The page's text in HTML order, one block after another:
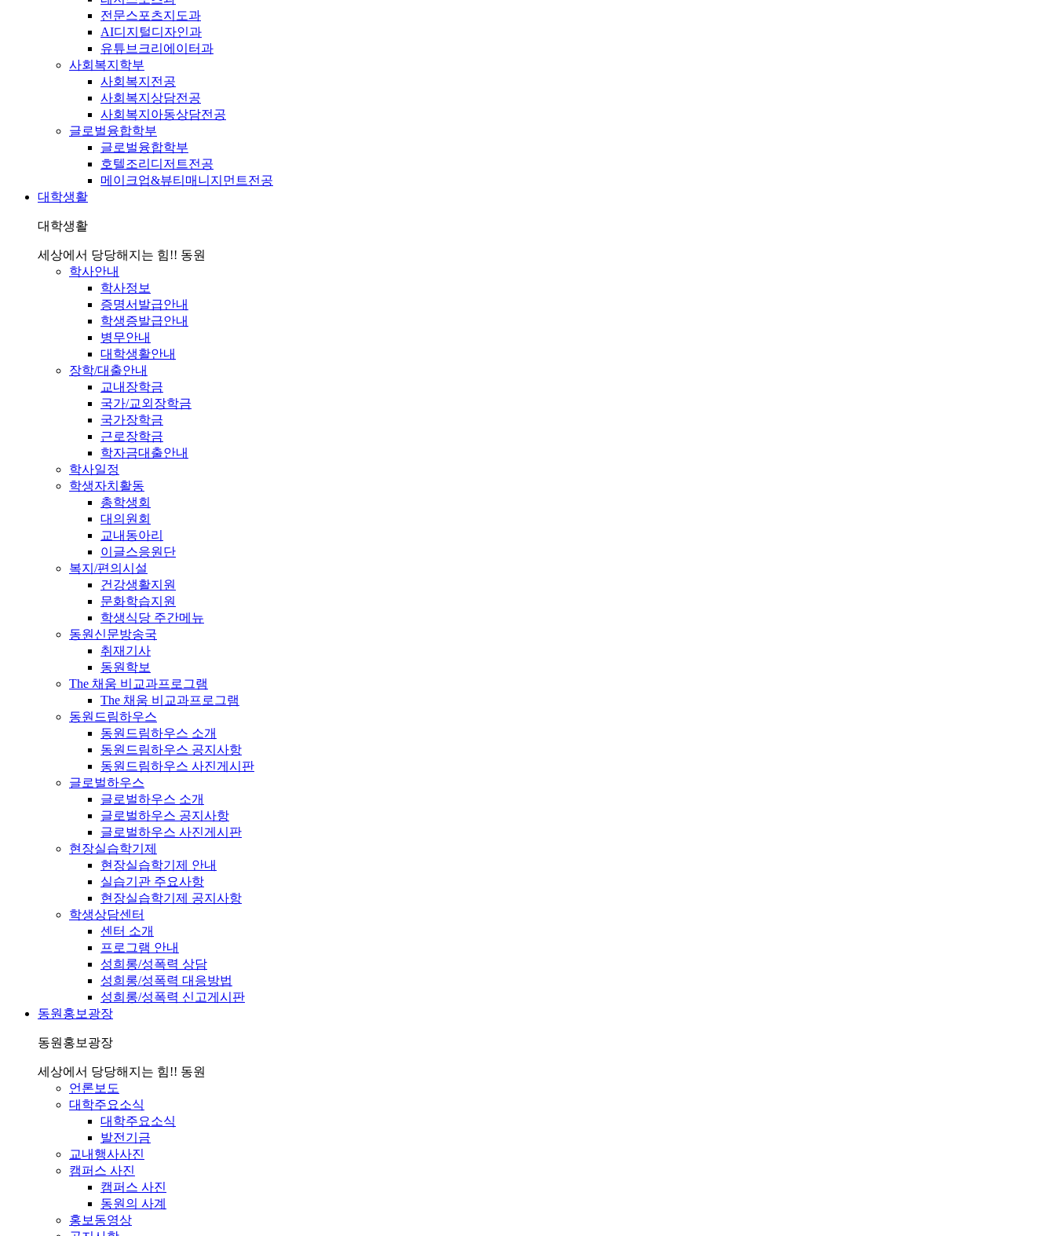
전문스포츠지도과
AI디지털디자인과
유튜브크리에이터과
사회복지학부
사회복지전공
사회복지상담전공
사회복지아동상담전공
글로벌융합학부
글로벌융합학부
호텔조리디저트전공
메이크업&뷰티매니지먼트전공
대학생활
대학생활
세상에서 당당해지는 힘!! 동원
학사안내
학사정보
증명서발급안내
학생증발급안내
병무안내
대학생활안내
장학/대출안내
교내장학금
국가/교외장학금
국가장학금
근로장학금
학자금대출안내
학사일정
학생자치활동
총학생회
대의원회
교내동아리
이글스응원단
복지/편의시설
건강생활지원
문화학습지원
학생식당 주간메뉴
동원신문방송국
취재기사
동원학보
The 채움 비교과프로그램
The 채움 비교과프로그램
동원드림하우스
동원드림하우스 소개
동원드림하우스 공지사항
동원드림하우스 사진게시판
글로벌하우스
글로벌하우스 소개
글로벌하우스 공지사항
글로벌하우스 사진게시판
현장실습학기제
현장실습학기제 안내
실습기관 주요사항
현장실습학기제 공지사항
학생상담센터
센터 소개
프로그램 안내
성희롱/성폭력 상담
성희롱/성폭력 대응방법
성희롱/성폭력 신고게시판
동원홍보광장
동원홍보광장
세상에서 당당해지는 힘!! 동원
언론보도
대학주요소식
대학주요소식
발전기금
교내행사사진
캠퍼스 사진
캠퍼스 사진
동원의 사계
홍보동영상